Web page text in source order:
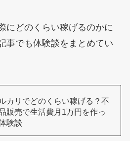
にどのくらい稼げるのかに
事でも体験談をまとめてい
カリでどのくらい稼げる？不
販売で生活費月1万円を作っ
験談